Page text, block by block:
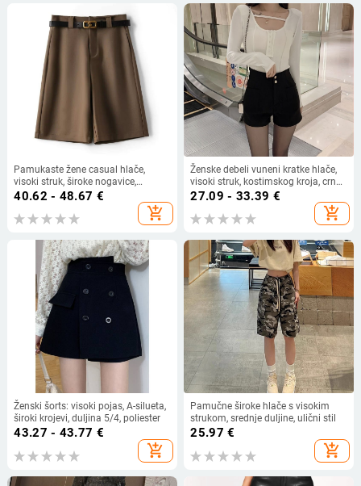
Pamukaste žene casual hlače,
visoki struk, široke nogavice,
petominutna duljina, gradski stil
40.62 - 48.67 €
add_shopping_cart
Ženske debeli vuneni kratke hlače,
visoki struk, kostimskog kroja, crne,
vizualno izdužuju siluetu, svestrane
27.09 - 33.39 €
add_shopping_cart
Ženski šorts: visoki pojas, A-silueta,
široki krojevi, duljina 5/4, poliester
43.27 - 43.77 €
add_shopping_cart
Pamučne široke hlače s visokim
strukom, srednje duljine, ulični stil
25.97 €
add_shopping_cart